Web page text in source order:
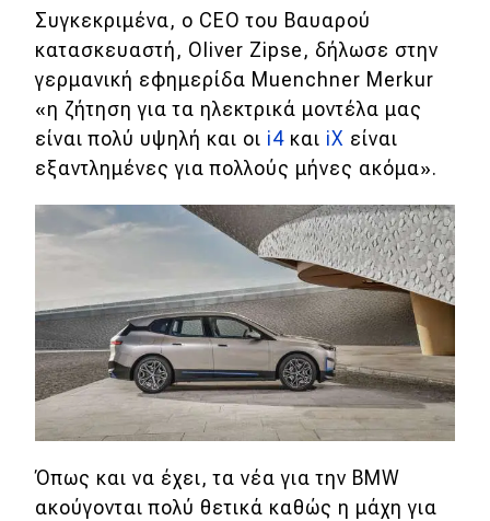
Πρωτότυπα
Ελλάδα
Κόσμος
Τεχνολογία
Ασφάλεια
Test Drive
Δοκιμή
Αποστολή
Συγκρίνουμε
Συγκεκριμένα, ο CEO του Βαυαρού
κατασκευαστή, Oliver Zipse, δήλωσε στην
γερμανική εφημερίδα Muenchner Merkur
«η ζήτηση για τα ηλεκτρικά μοντέλα μας
είναι πολύ υψηλή και οι i4 και iX είναι
εξαντλημένες για πολλούς μήνες ακόμα».
Όπως και να έχει, τα νέα για την BMW
ακούγονται πολύ θετικά καθώς η μάχη για